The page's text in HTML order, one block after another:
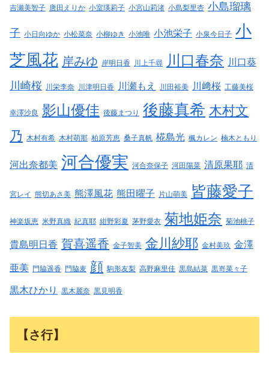
吉瀬美智子 唐田えりか 小室瑛莉子 小宮山莉渚 小島梨里杏 小島瑠璃
子 小日向ゆか 小松菜奈 小柳ゆき 小池唯 小池栄子 小泉今日子 小
芝風花 岸みゆ 岸明日香 川上千尋 川口春奈 川口葵
川崎桜 川栄李奈 川津明日香 川瀬もえ 川田裕美 川﨑桜 工藤美桜
幸澤沙良 影山優佳 後藤まつり 後藤真希 木村文
乃 木村有希 木村萌那 柏原芳恵 桑子真帆 椛島光 楓カレン 楠木ともり
河出奈都美 河合優実 河合奈保子 河田陽菜 清原果耶 清
宮レイ 熊切あさ美 熊澤風花 熊田曜子 片山萌美 皆藤愛子
神楽坂恵 米野真織 紀真耶 紺野彩夏 茅野愛衣 菊地姫奈 菊池桃子
貴島明日香 賀喜遥香 金子智美 金川紗耶 金村美玖 金澤
亜美 門脇遥香 門脇麦 顔 駒形友梨 高野麻里佳 黒島結菜 黒嵜菜々子
黒木ひかり 黒木麗奈 黒見明香
【さ行】